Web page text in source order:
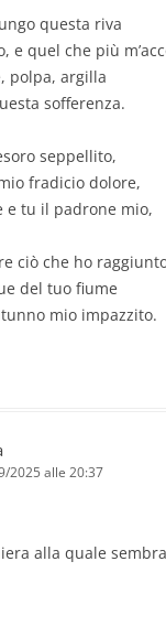
questa riva
e quel che più
polpa, argilla
sofferenza.
seppellito,
fradicio dolore,
e tu il padrone mio,
ciò che ho
del tuo fiume
mio impazzito.
2025 alle 20:37
alla quale